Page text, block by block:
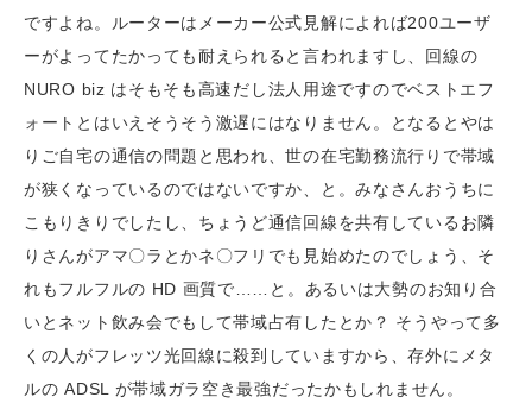
ですよね。ルーターはメーカー公式見解によれば200ユーザ
ーがよってたかっても耐えられると言われますし、回線の
NURO biz はそもそも高速だし法人用途ですのでベストエフ
ォートとはいえそうそう激遅にはなりません。となるとやは
りご自宅の通信の問題と思われ、世の在宅勤務流行りで帯域
が狭くなっているのではないですか、と。みなさんおうちに
こもりきりでしたし、ちょうど通信回線を共有しているお隣
りさんがアマ〇ラとかネ〇フリでも見始めたのでしょう、そ
れもフルフルの HD 画質で……と。あるいは大勢のお知り合
いとネット飲み会でもして帯域占有したとか？ そうやって多
くの人がフレッツ光回線に殺到していますから、存外にメタ
ルの ADSL が帯域ガラ空き最強だったかもしれません。